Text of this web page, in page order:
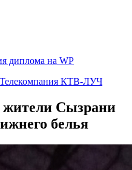
диплома на WP
Телекомпания КТВ-ЛУЧ
жители Сызрани
белья